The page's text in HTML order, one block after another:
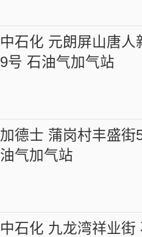
中石化 元朗屏山唐人
9号 石油气加气站
加德士 蒲岗村丰盛街
油气加气站
中石化 九龙湾祥业街